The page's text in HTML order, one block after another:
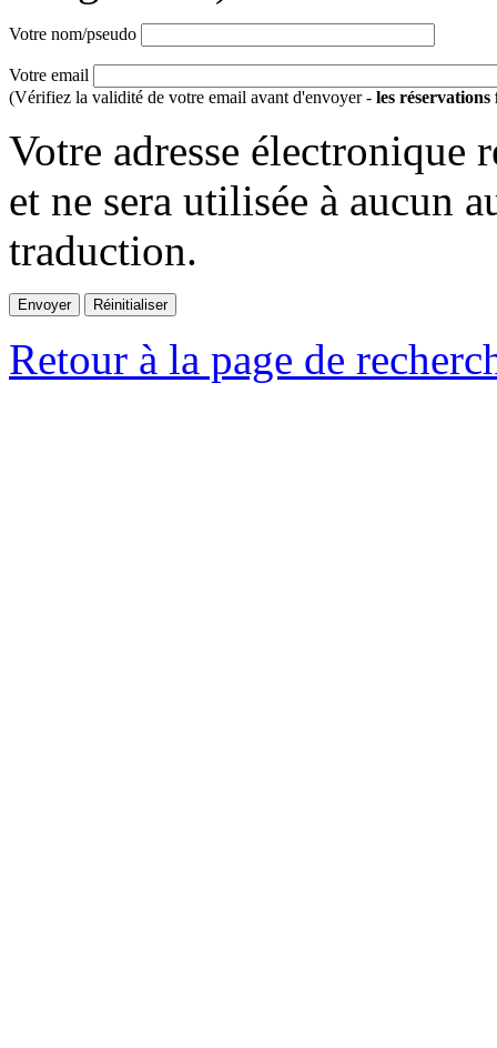
Votre nom/pseudo
Votre email
(Vérifiez la validité de votre email avant d'envoyer - les réservations
Votre adresse électronique
et ne sera utilisée à aucun
traduction.
Retour à la page de